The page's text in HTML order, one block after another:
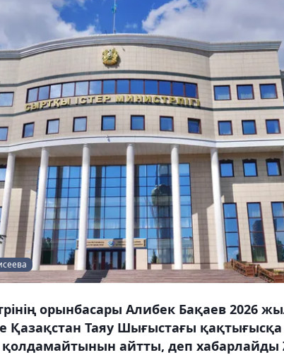
орынбасары Алибек Бақаев 2026
Қазақстан Таяу Шығыстағы
айтты, деп хабарлайды